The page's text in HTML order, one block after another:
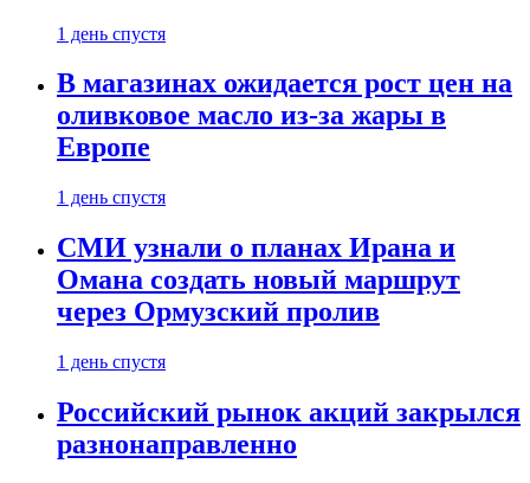
1 день спустя
В магазинах ожидается рост цен на
оливковое масло из-за жары в
Европе
1 день спустя
СМИ узнали о планах Ирана и
Омана создать новый маршрут
через Ормузский пролив
1 день спустя
Российский рынок акций закрылся
разнонаправленно